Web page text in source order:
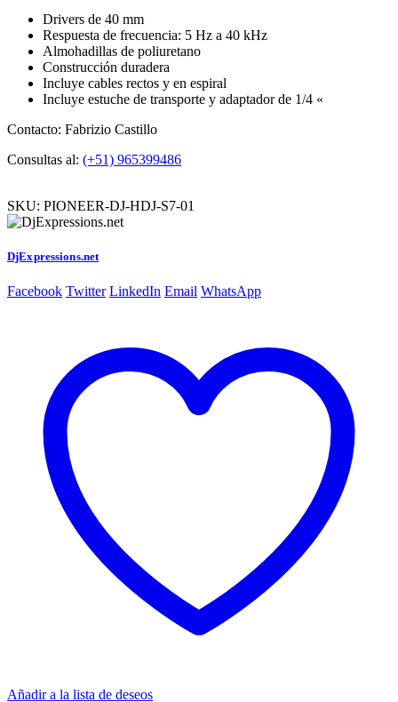
Drivers de 40 mm
Respuesta de frecuencia: 5 Hz a 40 kHz
Almohadillas de poliuretano
Construcción duradera
Incluye cables rectos y en espiral
Incluye estuche de transporte y adaptador de 1/4 «
Contacto: Fabrizio Castillo
Consultas al: (+51) 965399486
SKU: PIONEER-DJ-HDJ-S7-01
DjExpressions.net
Facebook Twitter LinkedIn Email WhatsApp
Añadir a la lista de deseos